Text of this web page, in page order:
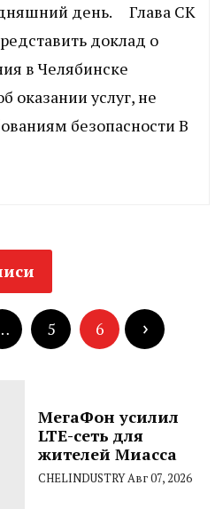
день. Глава СК
доклад о
в Челябинске
оказании услуг, не
безопасности В
5 6
МегаФон усилил
LTE-сеть для
жителей Миасса
CHELINDUSTRYАвг 07, 2026